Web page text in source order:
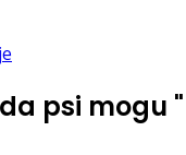
psi mogu